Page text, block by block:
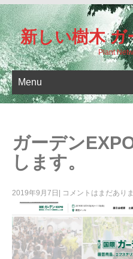
新しい樹木
Plant
Menu
ガーデン
します。
2019年9月7日 コメントはまだあり